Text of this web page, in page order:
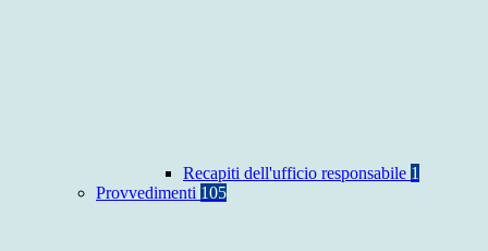
Recapiti dell'ufficio responsabile 1
Provvedimenti 105